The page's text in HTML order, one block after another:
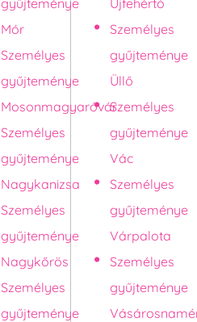
Mór
Személyes
gyűjteménye
Mosonmagyaróvár
Személyes
gyűjteménye
Nagykanizsa
Személyes
gyűjteménye
Nagykőrös
Személyes
gyűjteménye
Személyes
gyűjteménye
Üllő
Személyes
gyűjteménye
Vác
Személyes
gyűjteménye
Várpalota
Személyes
gyűjteménye